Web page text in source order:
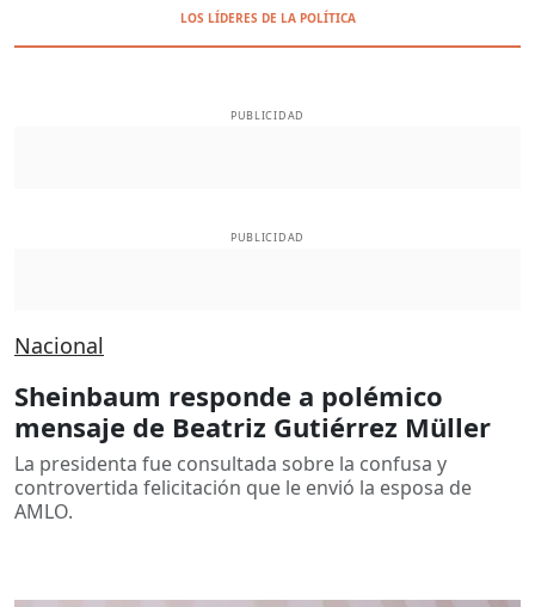
LOS LÍDERES DE LA POLÍTICA
PUBLICIDAD
PUBLICIDAD
Nacional
Sheinbaum responde a polémico
mensaje de Beatriz Gutiérrez Müller
La presidenta fue consultada sobre la confusa y
controvertida felicitación que le envió la esposa de
AMLO.